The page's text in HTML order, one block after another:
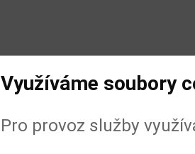
Využíváme soubory
Pro provoz služby